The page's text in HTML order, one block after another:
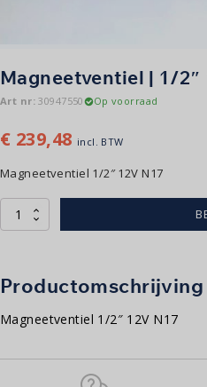
Magneetventiel | 1/2″
Art nr:30947550 Op voorraad
€ 239,48 incl. BTW
Magneetventiel 1/2″ 12V N17
Magneetventiel
|
N17
aantal
Productomschrijving
Magneetventiel 1/2″ 12V N17